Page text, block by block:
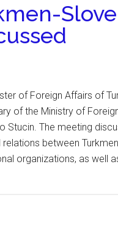
of Foreign Affairs of
of the Ministry of
Stucin. The meeting
between
organizations, as well